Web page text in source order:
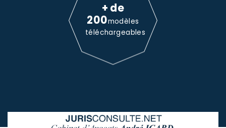
+ de
200modèles
téléchargeables